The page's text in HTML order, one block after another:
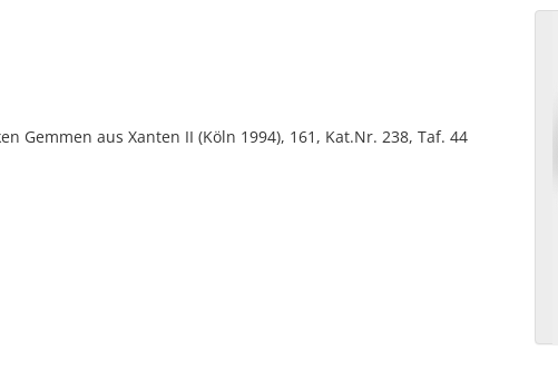
Gemmen aus Xanten II (Köln 1994), 161, Kat.Nr. 238, Taf. 44